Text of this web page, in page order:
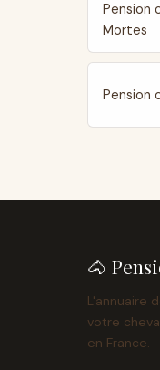
Pension
Mortes
Pension
🐴
L'annuaire
votre
en France.